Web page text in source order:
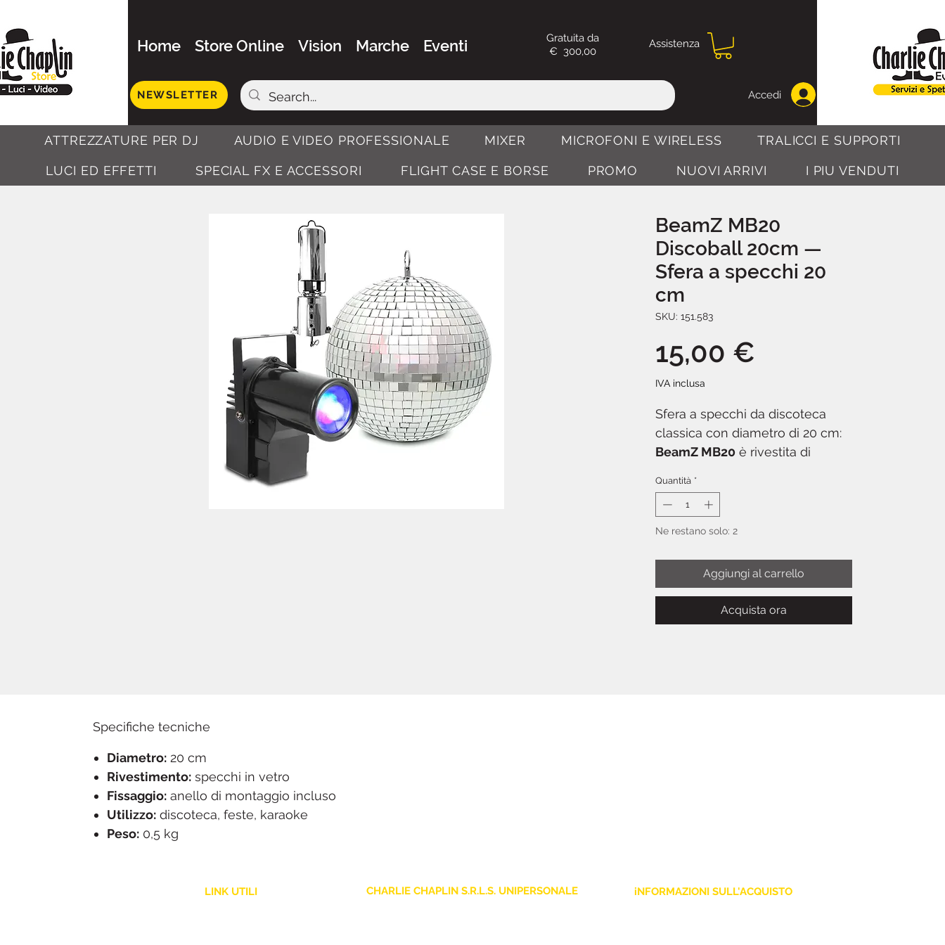
Home Store Online Vision Marche Eventi
Gratuita da
€ 300,00
Assistenza
NEWSLETTER Accedi
ATTREZZATURE PER DJ AUDIO E VIDEO PROFESSIONALE MIXER MICROFONI E WIRELESS TRALICCI E SUPPORTI
LUCI ED EFFETTI SPECIAL FX E ACCESSORI FLIGHT CASE E BORSE PROMO NUOVI ARRIVI I PIU VENDUTI
BeamZ MB20
Discoball 20cm —
Sfera a specchi 20
cm
SKU: 151.583
15,00 €
IVA inclusa
Sfera a specchi da discoteca
classica con diametro di 20 cm:
BeamZ MB20 è rivestita di
riflettono la luce creando
l'iconico effetto palla da
discoteca. Include anello di
o su motore rotante. Ideale per
feste, karaoke, DJ set e
decorazioni.
Quantità *
Ne restano solo: 2
Aggiungi al carrello
Acquista ora
Specifiche tecniche
Diametro: 20 cm
Rivestimento: specchi in vetro
Fissaggio: anello di montaggio incluso
Utilizzo: discoteca, feste, karaoke
Peso: 0,5 kg
LINK UTILI CHARLIE CHAPLIN S.R.L.S. UNIPERSONALE iNFORMAZIONI SULL'ACQUISTO